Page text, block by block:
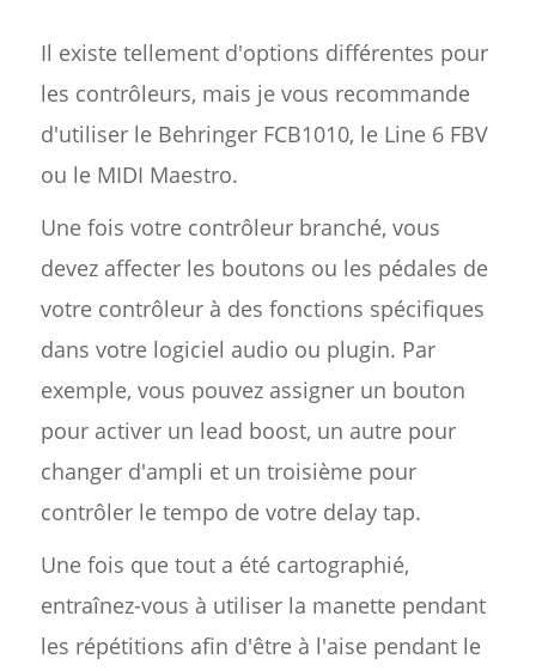
Il existe tellement d'options différentes pour
les contrôleurs, mais je vous recommande
d'utiliser le Behringer FCB1010, le Line 6 FBV
ou le MIDI Maestro.
Une fois votre contrôleur branché, vous
devez affecter les boutons ou les pédales de
votre contrôleur à des fonctions spécifiques
dans votre logiciel audio ou plugin. Par
exemple, vous pouvez assigner un bouton
pour activer un lead boost, un autre pour
changer d'ampli et un troisième pour
contrôler le tempo de votre delay tap.
Une fois que tout a été cartographié,
entraînez-vous à utiliser la manette pendant
les répétitions afin d'être à l'aise pendant le